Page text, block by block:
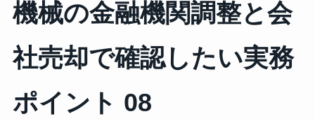
機械の金融機関調整と会
社売却で確認したい実務
ポイント 08